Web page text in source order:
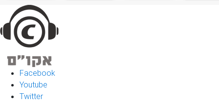
Facebook
Youtube
Twitter